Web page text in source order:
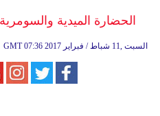
الحضارة الميدية
GMT 07:36 2017 السبت ,11 شباط / فبراير